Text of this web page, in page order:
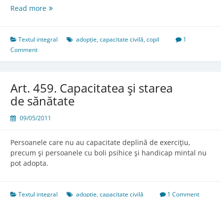
Read moreArt.
adoptatului
Textul integral adopție,capacitate civilă,copil
1
Comment
Art. 459. Capacitatea şi starea
de sănătate
09/05/2011
Persoanele care nu au capacitate deplină de exerciţiu,
precum şi persoanele cu boli psihice şi handicap mintal nu
pot adopta.
Textul integral adopție,capacitate civilă 1 Comment